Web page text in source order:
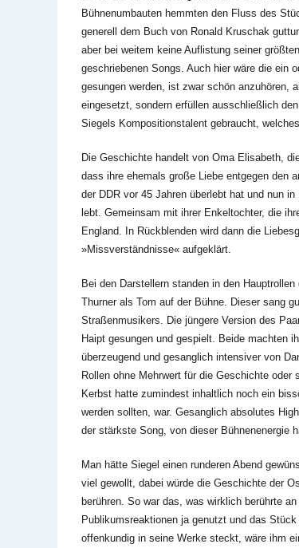
Bühnenumbauten hemmten den Fluss des
generell dem Buch von Ronald Kruschak
aber bei weitem keine Auflistung seiner
geschriebenen Songs. Auch hier wäre die ein
gesungen werden, ist zwar schön anzuhören,
eingesetzt, sondern erfüllen ausschließlich
Siegels Kompositionstalent gebraucht,
Die Geschichte handelt von Oma Elisabeth,
dass ihre ehemals große Liebe entgegen den
der DDR vor 45 Jahren überlebt hat und nun
lebt. Gemeinsam mit ihrer Enkeltochter, die
England. In Rückblenden wird dann die
»Missverständnisse« aufgeklärt.
Bei den Darstellern standen in den
Thurner als Tom auf der Bühne. Dieser sang
Straßenmusikers. Die jüngere Version des
Haipt gesungen und gespielt. Beide machten
überzeugend und gesanglich intensiver von
Rollen ohne Mehrwert für die Geschichte
Kerbst hatte zumindest inhaltlich noch ein
werden sollten, war. Gesanglich absolutes
der stärkste Song, von dieser Bühnenenergie
Man hätte Siegel einen runderen Abend
viel gewollt, dabei würde die Geschichte der
berühren. So war das, was wirklich berührte
Publikumsreaktionen ja genutzt und das
offenkundig in seine Werke steckt, wäre ihm